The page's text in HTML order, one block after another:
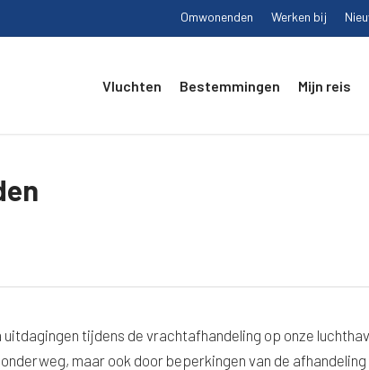
Omwonenden Werken bij
Vluchten Bestemmingen Mijn reis
tijdens de vrachtafhandeling op onze
maar ook door beperkingen van de afhandeling